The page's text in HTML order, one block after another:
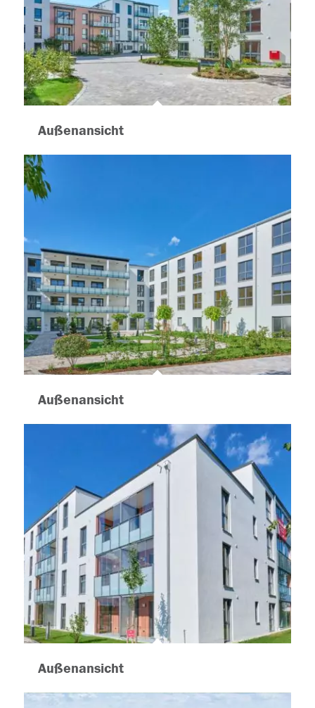
Außenansicht
Außenansicht
Außenansicht